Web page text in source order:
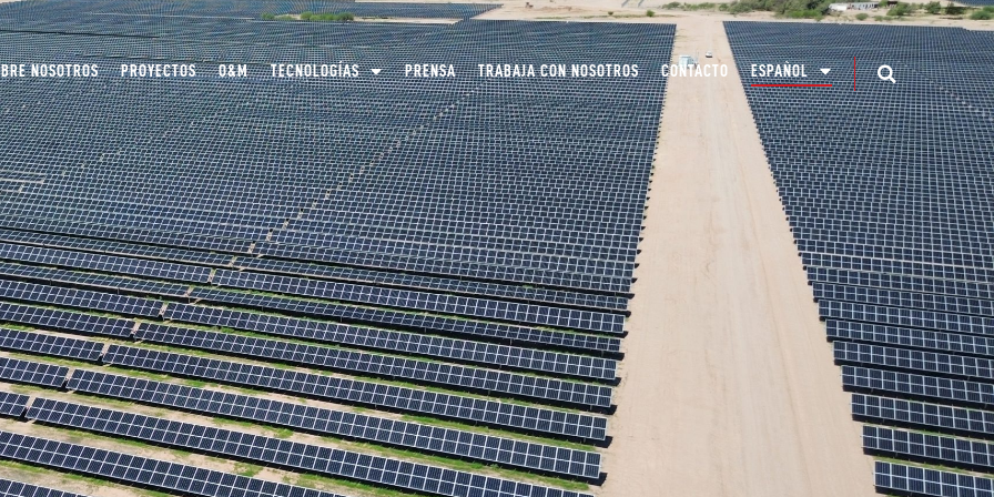
NOSOTROS PROYECTOS O&M TECNOLOGÍAS PRENSA TRABAJA CON NOSOTROS CONTACTO ESPAÑOL